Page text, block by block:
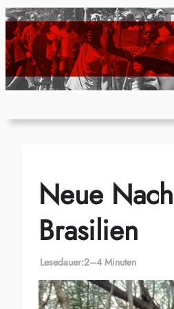
Zum
Inhalt
springen
Neue
Brasilien
Lesedauer:2–4 Minuten